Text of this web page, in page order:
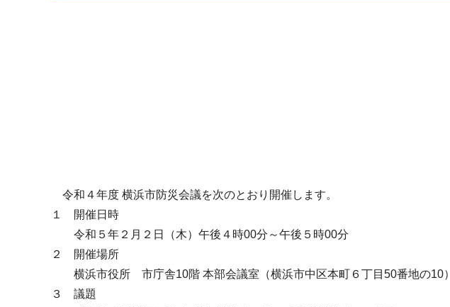
令和４年度 横浜市防災会議を次のとおり開催します。
１ 開催日時
令和５年２月２日（木）午後４時00分～午後５時00分
２ 開催場所
横浜市役所 市庁舎10階 本部会議室（横浜市中区本町６丁目50番地の10）
３ 議題